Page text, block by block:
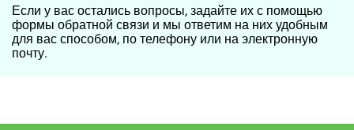
Если у вас остались вопросы, задайте их с помощью
формы обратной связи и мы ответим на них удобным
для вас способом, по телефону или на электронную
почту.